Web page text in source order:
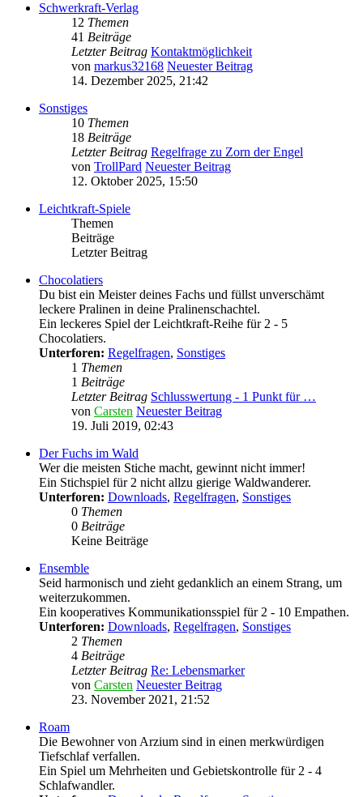
Schwerkraft-Verlag
12 Themen
41 Beiträge
Letzter Beitrag Kontaktmöglichkeit
von markus32168 Neuester Beitrag
14. Dezember 2025, 21:42
Sonstiges
10 Themen
18 Beiträge
Letzter Beitrag Regelfrage zu Zorn der Engel
von TrollPard Neuester Beitrag
12. Oktober 2025, 15:50
Leichtkraft-Spiele
Themen
Beiträge
Letzter Beitrag
Chocolatiers
Du bist ein Meister deines Fachs und füllst unverschämt
leckere Pralinen in deine Pralinenschachtel.
Ein leckeres Spiel der Leichtkraft-Reihe für 2 - 5
Chocolatiers.
Unterforen: Regelfragen, Sonstiges
1 Themen
1 Beiträge
Letzter Beitrag Schlusswertung - 1 Punkt für …
von Carsten Neuester Beitrag
19. Juli 2019, 02:43
Der Fuchs im Wald
Wer die meisten Stiche macht, gewinnt nicht immer!
Ein Stichspiel für 2 nicht allzu gierige Waldwanderer.
Unterforen: Downloads, Regelfragen, Sonstiges
0 Themen
0 Beiträge
Keine Beiträge
Ensemble
Seid harmonisch und zieht gedanklich an einem Strang, um
weiterzukommen.
Ein kooperatives Kommunikationsspiel für 2 - 10 Empathen.
Unterforen: Downloads, Regelfragen, Sonstiges
2 Themen
4 Beiträge
Letzter Beitrag Re: Lebensmarker
von Carsten Neuester Beitrag
23. November 2021, 21:52
Roam
Die Bewohner von Arzium sind in einen merkwürdigen
Tiefschlaf verfallen.
Ein Spiel um Mehrheiten und Gebietskontrolle für 2 - 4
Schlafwandler.